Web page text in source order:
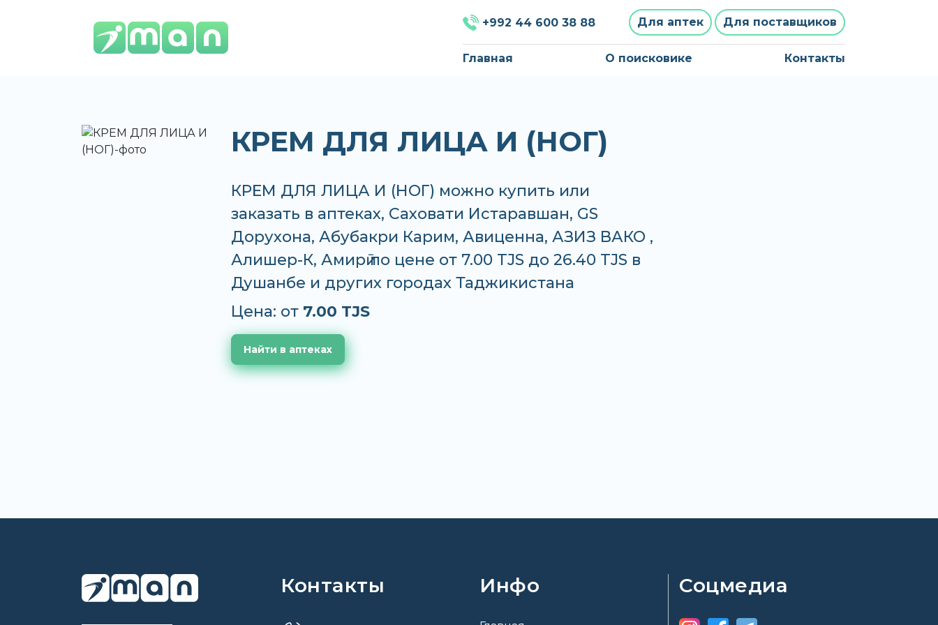
+992 44 600 38 88 Для аптек Для поставщиков
Главная О поисковике Контакты
КРЕМ ДЛЯ ЛИЦА И (НОГ)
КРЕМ ДЛЯ ЛИЦА И (НОГ) можно купить или
заказать в аптеках, Саховати Истаравшан, GS
Дорухона, Абубакри Карим, Авиценна, АЗИЗ ВАКО ,
Алишер-К, Амирӣ по цене от 7.00 TJS до 26.40 TJS в
Душанбе и других городах Таджикистана
Цена: от 7.00 TJS
Найти в аптеках
Контакты Инфо Соцмедиа